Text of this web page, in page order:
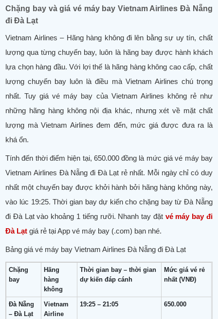
Chặng bay và giá vé máy bay Vietnam Airlines Đà Nẵng
đi Đà Lạt
Vietnam Airlines – Hãng hàng không đi lên bằng sự uy tín, chất
lượng qua từng chuyến bay, luôn là hãng bay được hành khách
lựa chọn hàng đầu. Với lợi thế là hãng hàng không cao cấp, chất
lượng chuyến bay luôn là điều mà Vietnam Airlines chú trọng
nhất. Tuy giá vé máy bay của Vietnam Airlines không rẻ như
những hãng hàng không nội địa khác, nhưng xét về mặt chất
lượng mà Vietnam Airlines đem đến, mức giá được đưa ra là
khá ổn.
Tính đến thời điểm hiện tại, 650.000 đồng là mức giá vé máy bay
Vietnam Airlines Đà Nẵng đi Đà Lạt rẻ nhất. Mỗi ngày chỉ có duy
nhất một chuyến bay được khởi hành bởi hãng hàng không này,
vào lúc 19:25. Thời gian bay dự kiến cho chặng bay từ Đà Nẵng
đi Đà Lạt vào khoảng 1 tiếng rưỡi. Nhanh tay đặt vé máy bay đi
Đà Lạt giá rẻ tại App vé máy bay (.com) bạn nhé.
Bảng giá vé máy bay Vietnam Airlines Đà Nẵng đi Đà Lạt
Chặng
bay
Hãng
hàng
không
Thời gian bay – thời gian
dự kiến đáp cánh
Mức giá vé rẻ
nhất (VNĐ)
Đà Nẵng
– Đà Lạt
Vietnam
Airline
19:25 – 21:05 650.000